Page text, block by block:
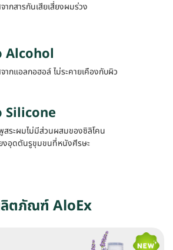
ากสารกันเสียเสี่ยงผมร่วง
Alcohol
ากแอลกอฮอล์ ไม่ระคายเคืองกับผิว
Silicone
สระผมไม่มีส่วนผสมของซิลิโคน
งอุดตันรูขุมขนที่หนังศีรษะ
ตภัณฑ์ AloEx